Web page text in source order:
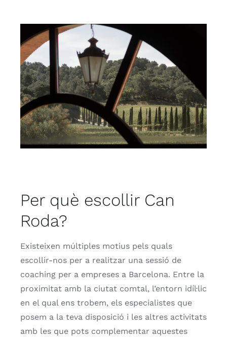
Per què escollir Can
Roda?
Existeixen múltiples motius pels quals
escollir-nos per a realitzar una sessió de
coaching per a empreses a Barcelona. Entre la
proximitat amb la ciutat comtal, l’entorn idíl·lic
en el qual ens trobem, els especialistes que
posem a la teva disposició i les altres activitats
amb les que pots complementar aquestes